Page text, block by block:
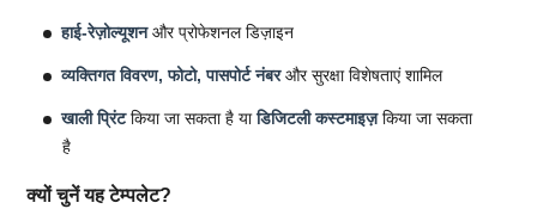
हाई-रेज़ोल्यूशनऔर प्रोफेशनल डिज़ाइन
व्यक्तिगत विवरण, फोटो, पासपोर्ट नंबरऔर सुरक्षा विशेषताएं शामिल
खाली प्रिंटकिया जा सकता है याडिजिटली कस्टमाइज़किया जा सकता
है
क्यों चुनें यह टेम्पलेट?